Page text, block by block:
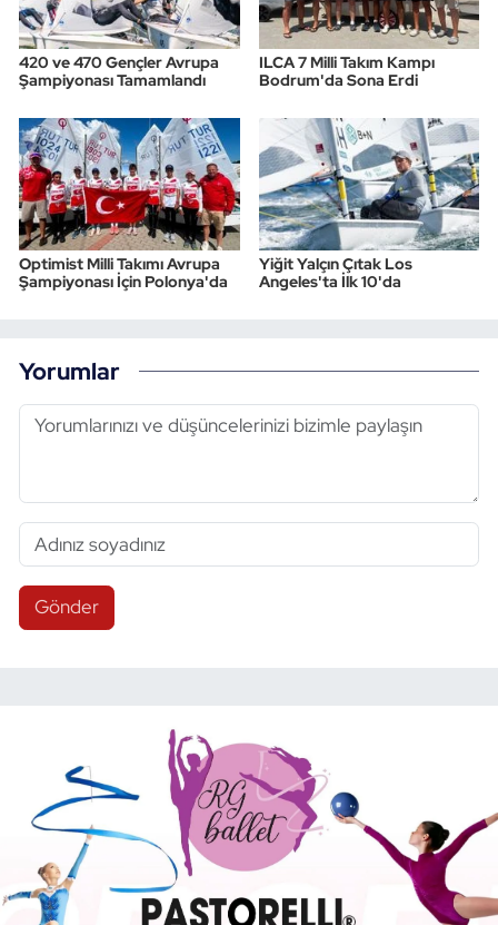
420 ve 470 Gençler Avrupa
Şampiyonası Tamamlandı
ILCA 7 Milli Takım Kampı
Bodrum'da Sona Erdi
Optimist Milli Takımı Avrupa
Şampiyonası İçin Polonya'da
Yiğit Yalçın Çıtak Los
Angeles'ta İlk 10'da
Yorumlar
Gönder